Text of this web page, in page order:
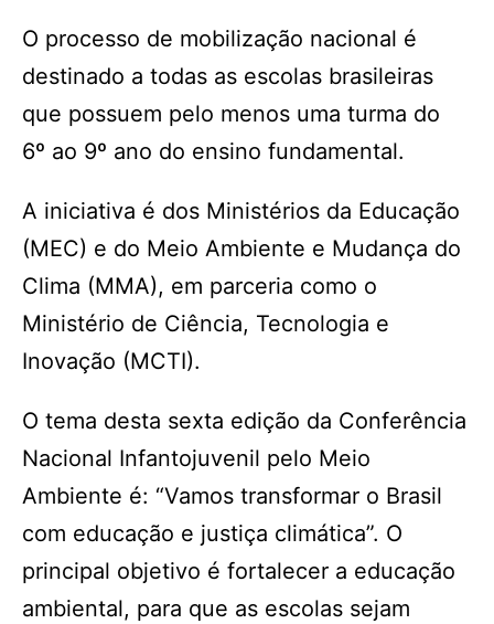
O processo de mobilização nacional é
destinado a todas as escolas brasileiras
que possuem pelo menos uma turma do
6º ao 9º ano do ensino fundamental.
A iniciativa é dos Ministérios da Educação
(MEC) e do Meio Ambiente e Mudança do
Clima (MMA), em parceria como o
Ministério de Ciência, Tecnologia e
Inovação (MCTI).
O tema desta sexta edição da Conferência
Nacional Infantojuvenil pelo Meio
Ambiente é: “Vamos transformar o Brasil
com educação e justiça climática”. O
principal objetivo é fortalecer a educação
ambiental, para que as escolas sejam